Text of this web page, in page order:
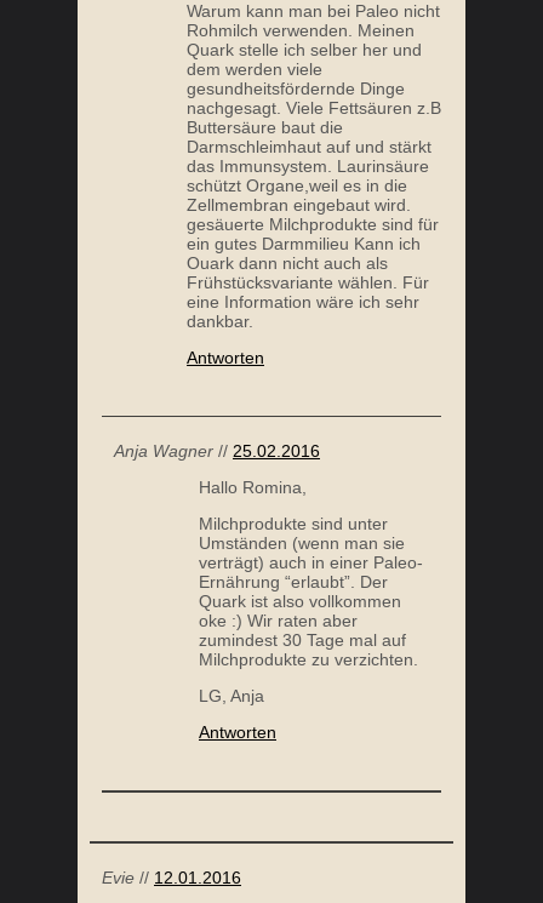
Warum kann man bei Paleo nicht
Rohmilch verwenden. Meinen
Quark stelle ich selber her und
dem werden viele
gesundheitsfördernde Dinge
nachgesagt. Viele Fettsäuren z.B
Buttersäure baut die
Darmschleimhaut auf und stärkt
das Immunsystem. Laurinsäure
schützt Organe,weil es in die
Zellmembran eingebaut wird.
gesäuerte Milchprodukte sind für
ein gutes Darmmilieu Kann ich
Ouark dann nicht auch als
Frühstücksvariante wählen. Für
eine Information wäre ich sehr
dankbar.
Antworten
Anja Wagner // 25.02.2016
Hallo Romina,
Milchprodukte sind unter
Umständen (wenn man sie
verträgt) auch in einer Paleo-
Ernährung “erlaubt”. Der
Quark ist also vollkommen
oke :) Wir raten aber
zumindest 30 Tage mal auf
Milchprodukte zu verzichten.
LG, Anja
Antworten
Evie // 12.01.2016